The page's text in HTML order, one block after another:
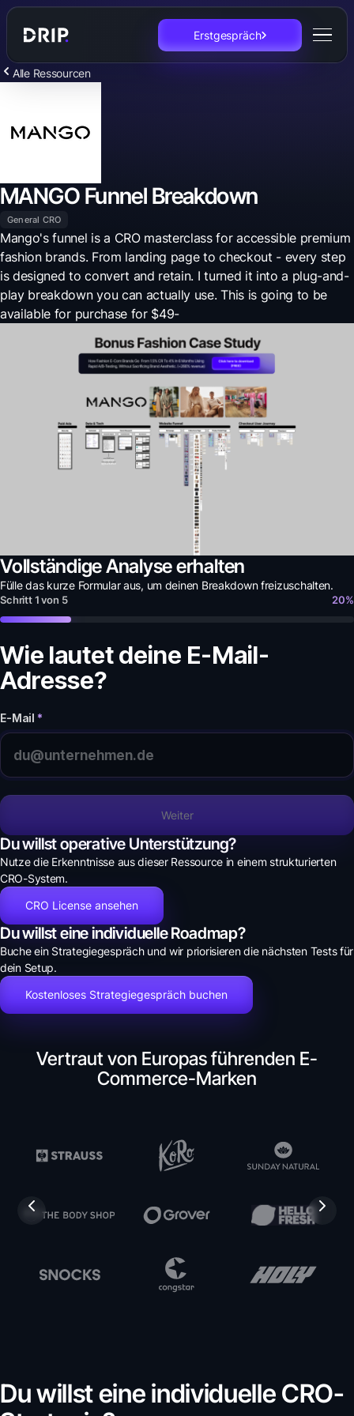
Erstgespräch
Alle Ressourcen
MANGO Funnel Breakdown
General CRO
Mango's funnel is a CRO masterclass for accessible premium
fashion brands. From landing page to checkout - every step
is designed to convert and retain. I turned it into a plug-and-
play breakdown you can actually use. This is going to be
available for purchase for $49-
Vollständige Analyse erhalten
Fülle das kurze Formular aus, um deinen Breakdownfreizuschalten.
Schritt1 von 5 20%
Wie lautet deine E-Mail-
Adresse?
E-Mail *
Weiter
Du willst operative Unterstützung?
Nutze die Erkenntnisse aus dieser Ressource in einem strukturierten
CRO-System.
CRO License ansehen
Du willst eine individuelle Roadmap?
Buche ein Strategiegespräch und wir priorisieren die nächsten Tests für
dein Setup.
Kostenloses Strategiegespräch buchen
Vertraut von Europas führenden E-
Commerce-Marken
Du willst eine individuelle CRO-